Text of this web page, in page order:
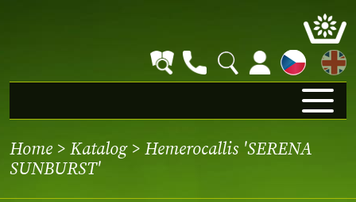
EN
Home > Katalog> Hemerocallis 'SERENA
SUNBURST'